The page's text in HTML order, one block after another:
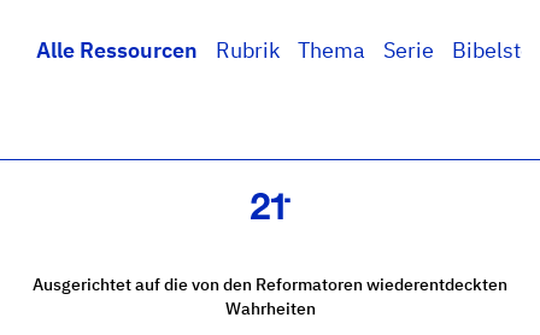
Alle Ressourcen Rubrik Thema Serie
Ausgerichtet auf die von den Reformatoren wiederentdeckten
Wahrheiten